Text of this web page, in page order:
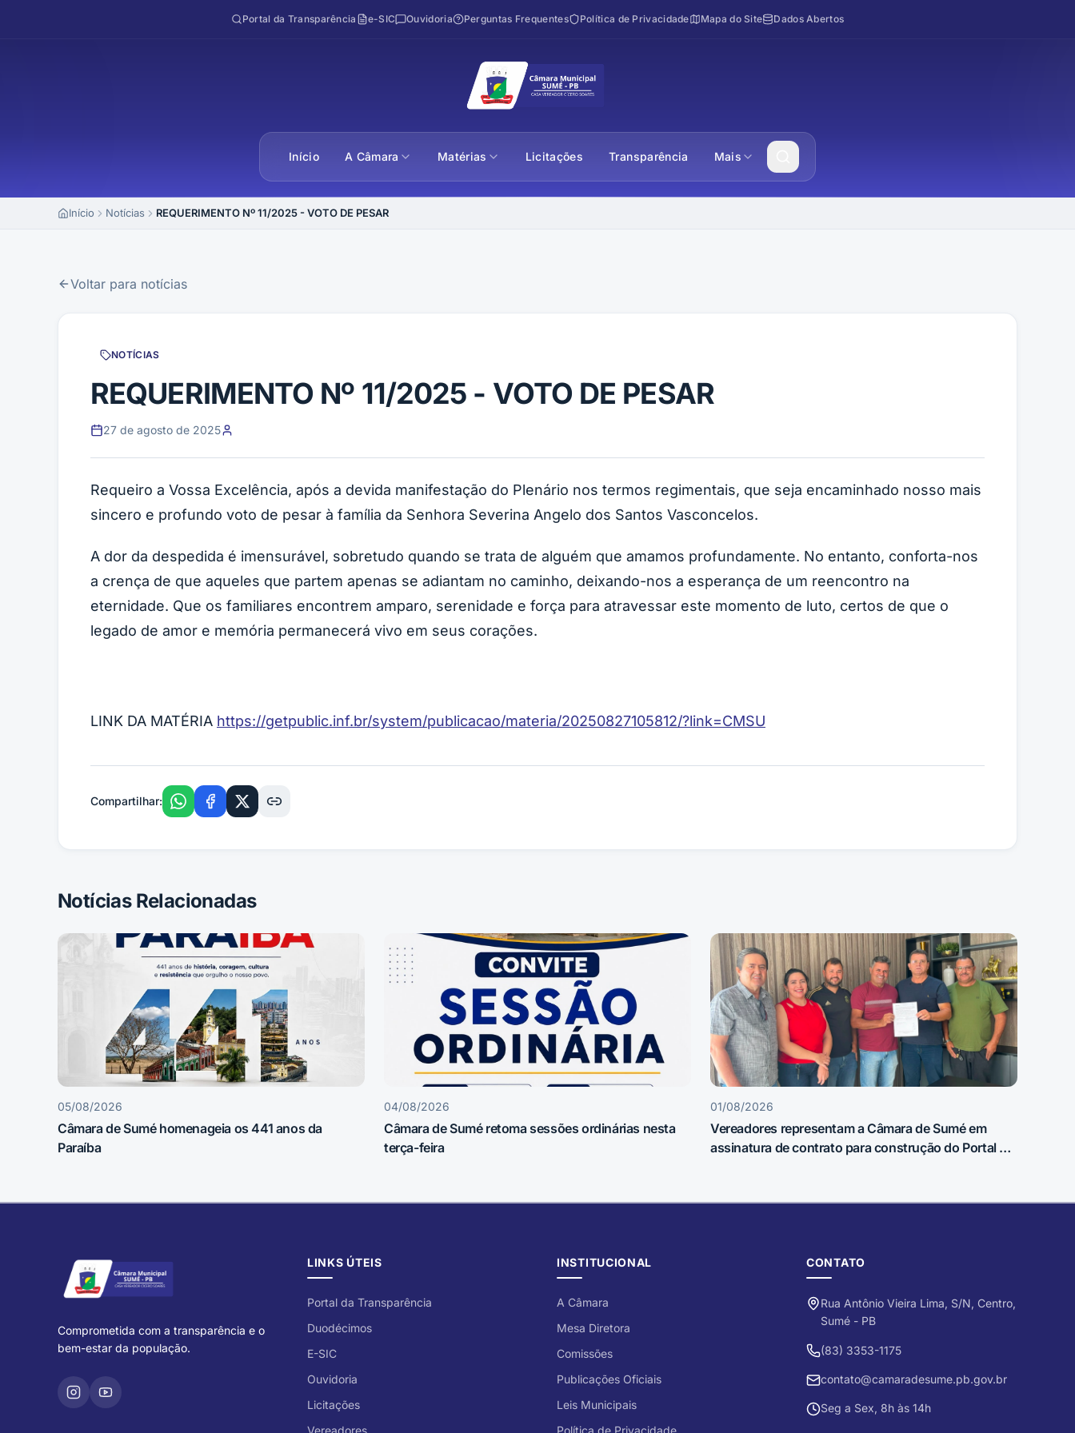
Portal da Transparência e-SIC Ouvidoria Perguntas Frequentes Política de Privacidade Mapa do Site Dados Abertos
Início A Câmara Matérias Licitações Transparência Mais
Início Notícias REQUERIMENTO Nº 11/2025 - VOTO DE PESAR
Voltar para notícias
NOTÍCIAS
REQUERIMENTO Nº 11/2025 - VOTO DE PESAR
27 de agosto de 2025
Requeiro a Vossa Excelência, após a devida manifestação do Plenário nos termos regimentais, que seja encaminhado nosso mais
sincero e profundo voto de pesar à família da Senhora Severina Angelo dos Santos Vasconcelos.
A dor da despedida é imensurável, sobretudo quando se trata de alguém que amamos profundamente. No entanto, conforta-nos
a crença de que aqueles que partem apenas se adiantam no caminho, deixando-nos a esperança de um reencontro na
eternidade. Que os familiares encontrem amparo, serenidade e força para atravessar este momento de luto, certos de que o
legado de amor e memória permanecerá vivo em seus corações.
LINK DA MATÉRIA https://getpublic.inf.br/system/publicacao/materia/20250827105812/?link=CMSU
Compartilhar:
Notícias Relacionadas
05/08/2026
Câmara de Sumé homenageia os 441 anos da
Paraíba
04/08/2026
Câmara de Sumé retoma sessões ordinárias nesta
terça-feira
01/08/2026
Vereadores representam a Câmara de Sumé em
assinatura de contrato para construção do Portal de
Comprometida com a transparência e o
bem-estar da população.
LINKS ÚTEIS
Portal da Transparência
Duodécimos
E-SIC
Ouvidoria
Licitações
INSTITUCIONAL
A Câmara
Mesa Diretora
Comissões
Publicações Oficiais
Leis Municipais
CONTATO
Rua Antônio Vieira Lima, S/N, Centro,
Sumé - PB
(83) 3353-1175
contato@camaradesume.pb.gov.br
Seg a Sex, 8h às 14h